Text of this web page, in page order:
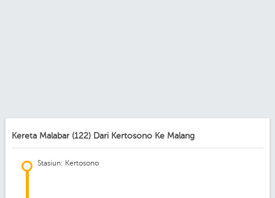
Kereta Malabar (122) Dari Kertosono Ke Malang
Stasiun: Kertosono